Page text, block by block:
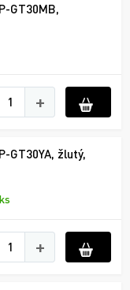
GT30MB,
+
GT30YA, žlutý,
+